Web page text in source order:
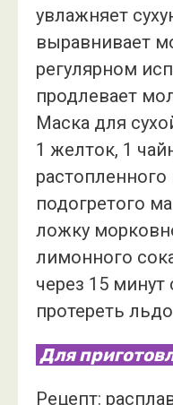
увлажняет
выравнивает
регулярном
продлевает
Маска для
1 желток, 1
подогретого
ложку
лимонного
через 15
протереть
Для
Рецепт: